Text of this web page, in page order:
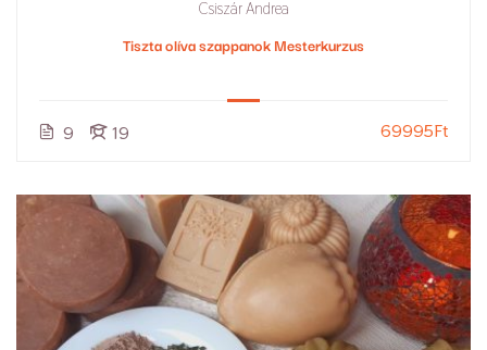
Csiszár Andrea
Tiszta olíva szappanok Mesterkurzus
9 19 69995Ft